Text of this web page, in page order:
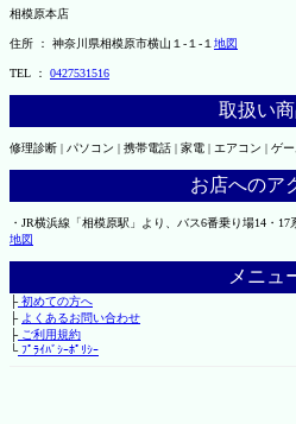
相模原本店
住所 ： 神奈川県相模原市横山１-１-１ 地図
TEL ： 0427531516
取扱い
修理診断 | パソコン | 携帯電話 | 家電 | エアコン | ゲ
お店へのア
・JR横浜線「相模原駅」より、バス6番乗り場14・17
地図
メニュ
├初めての方へ
├ よくあるお問い合わせ
├ご利用規約
└ﾌﾟﾗｲﾊﾞｼｰﾎﾟﾘｼｰ